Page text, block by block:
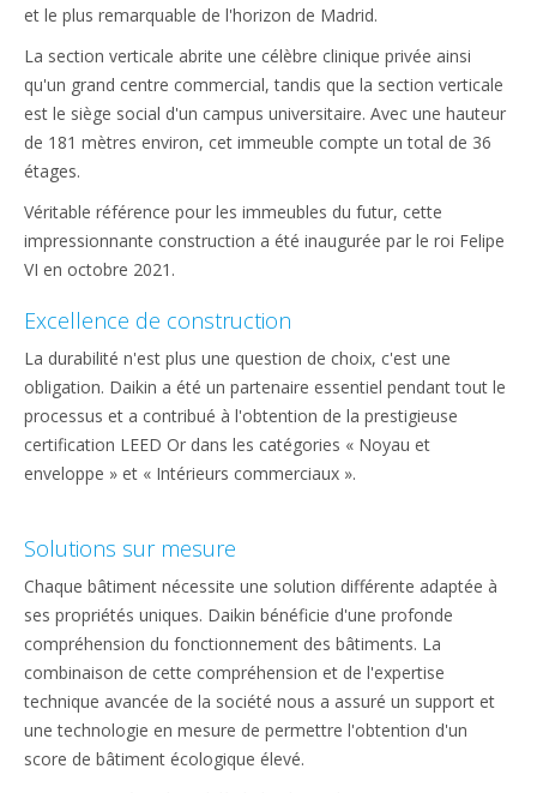
et le plus remarquable de l'horizon de Madrid.
La section verticale abrite une célèbre clinique privée ainsi
qu'un grand centre commercial, tandis que la section verticale
est le siège social d'un campus universitaire. Avec une hauteur
de 181 mètres environ, cet immeuble compte un total de 36
étages.
Véritable référence pour les immeubles du futur, cette
impressionnante construction a été inaugurée par le roi Felipe
VI en octobre 2021.
Excellence de construction
La durabilité n'est plus une question de choix, c'est une
obligation. Daikin a été un partenaire essentiel pendant tout le
processus et a contribué à l'obtention de la prestigieuse
certification LEED Or dans les catégories « Noyau et
enveloppe » et « Intérieurs commerciaux ».
Solutions sur mesure
Chaque bâtiment nécessite une solution différente adaptée à
ses propriétés uniques. Daikin bénéficie d'une profonde
compréhension du fonctionnement des bâtiments. La
combinaison de cette compréhension et de l'expertise
technique avancée de la société nous a assuré un support et
une technologie en mesure de permettre l'obtention d'un
score de bâtiment écologique élevé.